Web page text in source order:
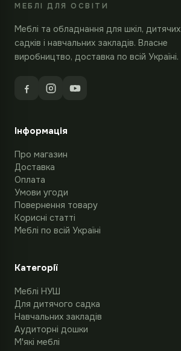
МЕБЛІ ДЛЯ ОСВІТИ
Меблі та обладнання для шкіл, дитячих
садків і навчальних закладів. Власне
виробництво, доставка по всій Україні.
Інформація
Про магазин
Доставка
Оплата
Умови угоди
Повернення товару
Корисні статті
Меблі по всій Україні
Категорії
Меблі НУШ
Для дитячого садка
Навчальних закладів
Аудиторні дошки
М'які меблі